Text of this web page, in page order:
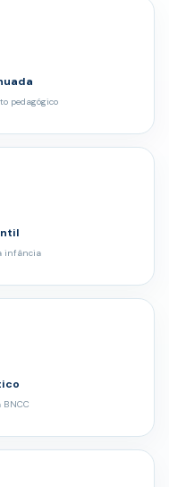
pedagógico
infância